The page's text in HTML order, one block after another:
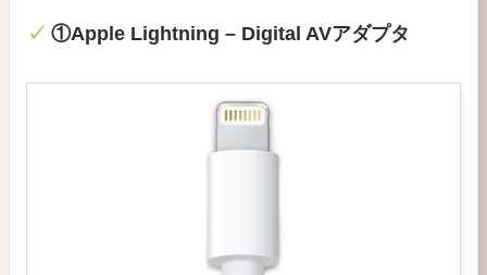
①Apple Lightning – Digital AVアダプタ